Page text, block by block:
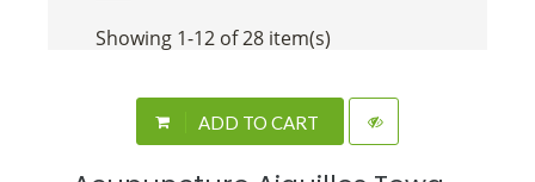
Showing 1-12 of 28 item(s)
ADD TO CART